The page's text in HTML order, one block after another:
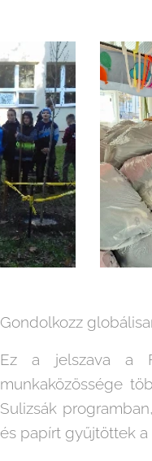
Gondolkozz
Ez a jelszava a
munkaközössége
Sulizsák
és papírt gyűjtöttek